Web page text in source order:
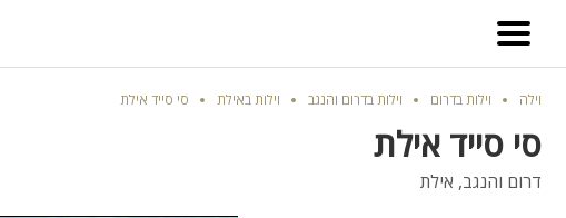
וילה וילות בדרום וילות בדרום והנגב וילות באילת סי סייד אילת
סי סייד אילת
דרום והנגב, אילת